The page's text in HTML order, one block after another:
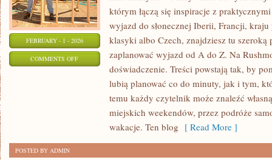
FEBRUARY - 1 - 2026
COMMENTS OFFON
którym łączą się inspiracje z
wyjazd do słonecznej Iberii, Francji,
klasyki albo Czech, znajdziesz tu szeroką
zaplanować wyjazd od A do Z. Na
doświadczenie. Treści powstają tak, by
lubią planować co do minuty, jak i tym,
temu każdy czytelnik może znaleźć
miejskich weekendów, przez podróże
wakacje. Ten blog [ Read More ]
POSTED BY ADMIN